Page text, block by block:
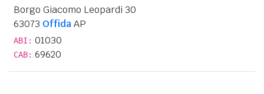
Borgo Giacomo Leopardi 30
63073 OffidaAP
ABI: 01030
CAB: 69620